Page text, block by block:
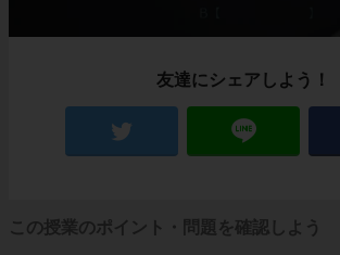
友達にシェアしよう！
この授業のポイント・問題を確認しよう